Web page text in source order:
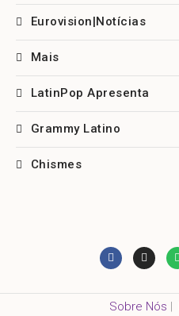
Eurovision|Notícias
Mais
LatinPop Apresenta
Grammy Latino
Chismes
Sobre Nós |